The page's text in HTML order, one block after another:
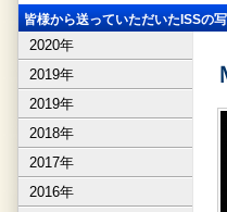
皆様から送っていただいたISSの
2020年
2019年
2019年
2018年
2017年
2016年